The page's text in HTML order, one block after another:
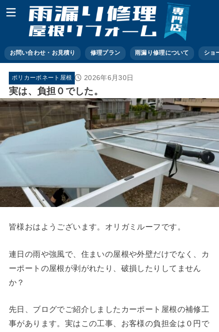
お問い合わせ・お見積り 修理プラン 雨漏り修理について ショ
ポリカーボネート屋根 2026年6月30日
実は、負担０でした。
皆様おはようございます。オリガミルーフです。
連日の雨や強風で、住まいの屋根や外壁だけでなく、カ
ーポートの屋根が剥がれたり、破損したりしてません
か？
先日、ブログでご紹介しましたカーポート屋根の補修工
事があります。実はこの工事、お客様の負担金は０円で